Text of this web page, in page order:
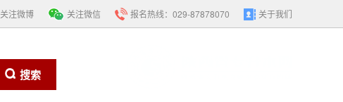
关注微博 关注微信 报名热线： 029-87878070 关于我们
搜索